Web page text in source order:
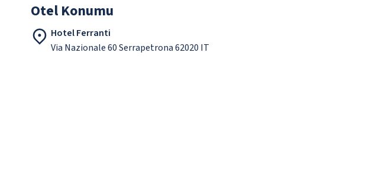
Otel Konumu
Hotel Ferranti
Via Nazionale 60 Serrapetrona 62020 IT